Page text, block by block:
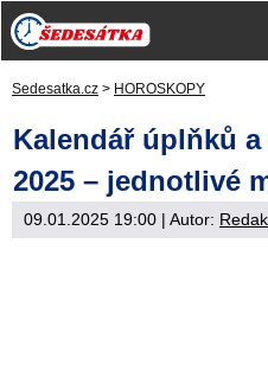
Sedesatka.cz > HOROSKOPY
Kalendář úplňků
2025 – jednotlivé
09.01.2025 19:00 | Autor: